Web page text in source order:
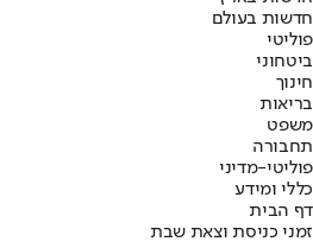
חדשות בעולם
פוליטי
ביטחוני
חינוך
בריאות
משפט
תחבורה
פוליטי-מדיני
כללי ומידע
דף הבית
זמני כניסת וצאת שבת